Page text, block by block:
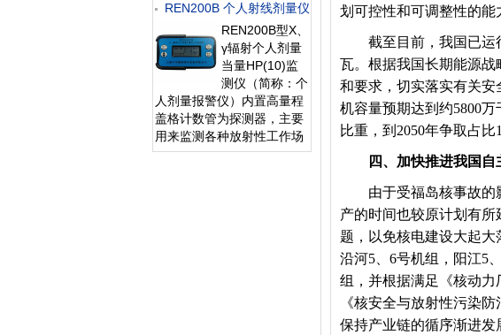
RS485/RS232的通讯能力。
所有探头均可单独外接报警
灯，在超阈值的情况下就地
给出声光报警。 1、测量射
线类型：X、γ射线2、探测
器：GM管探
REN200B 个人射线剂量仪
REN200B型X、
γ辐射个人剂量
当量HP(10)监
测仪（简称：个
人剂量报警仪）内置高量程
盖格计数管为探测器，主要
用来监测各种放射性工作场
所的X、γ以及硬β射线的辐
划可控性和可调整性的能
截至目前，我国已运行
瓦。根据我国长期能源战
和要求，切实落实有关安
机容量预期达到约5800
比重，到2050年争取占
四、加快推进我国自
由于受福岛核事故的影
产的时间也较原计划有
题，以免核电建设大起
沿河5、6号机组，阳江5
组，并根据满足《核动力
《核安全与放射性污染
保持产业链的循序渐进发